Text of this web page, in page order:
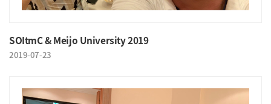
SOItmC & Meijo University 2019
2019-07-23